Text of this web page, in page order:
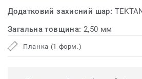
Додатковий захисний шар:
Загальна товщина: 2,50 мм
Планка (1 форм.)